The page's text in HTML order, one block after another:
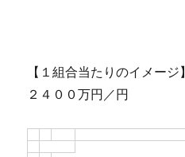
【１組合当たりのイメー
２４００万円／円